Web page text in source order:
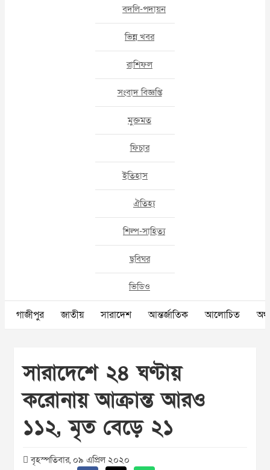
বদলি-পদায়ন
ভিন্ন খবর
রাশিফল
সংবাদ বিজ্ঞপ্তি
মুক্তমত
ফিচার
ইতিহাস
ঐতিহ্য
শিল্প-সাহিত্য
ছবিঘর
ভিডিও
গাজীপুর জাতীয় সারাদেশ আন্তর্জাতিক আলোচিত
সারাদেশে ২৪ ঘণ্টায়
করোনায় আক্রান্ত আরও
১১২, মৃত বেড়ে ২১
বৃহস্পতিবার, ০৯ এপ্রিল ২০২০